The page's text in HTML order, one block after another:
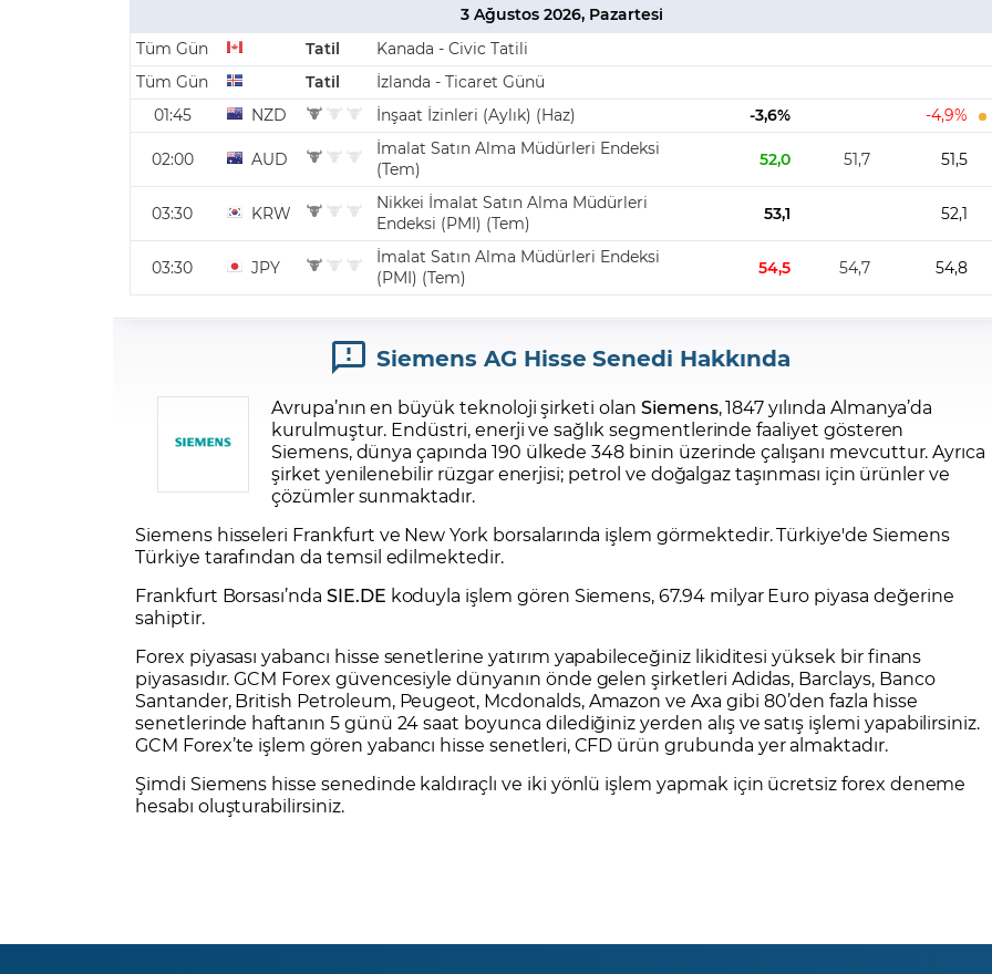
Siemens AG Hisse Senedi Hakkında
Avrupa’nın en büyük teknoloji şirketi olan Siemens, 1847 yılında Almanya’da
kurulmuştur. Endüstri, enerji ve sağlık segmentlerinde faaliyet gösteren
Siemens, dünya çapında 190 ülkede 348 binin üzerinde çalışanı mevcuttur. Ayrıca
şirket yenilenebilir rüzgar enerjisi; petrol ve doğalgaz taşınması için ürünler ve
çözümler sunmaktadır.
Siemens hisseleri Frankfurt ve New York borsalarında işlem görmektedir. Türkiye'de Siemens
Türkiye tarafından da temsil edilmektedir.
Frankfurt Borsası’nda SIE.DE koduyla işlem gören Siemens, 67.94 milyar Euro piyasa değerine
sahiptir.
Forex piyasası yabancı hisse senetlerine yatırım yapabileceğiniz likiditesi yüksek bir finans
piyasasıdır. GCM Forex güvencesiyle dünyanın önde gelen şirketleri Adidas, Barclays, Banco
Santander,British Petroleum, Peugeot, Mcdonalds,Amazon veAxa gibi 80’den fazla hisse
senetlerinde haftanın 5 günü 24 saat boyunca dilediğiniz yerden alış ve satış işlemi yapabilirsiniz.
GCM Forex’te işlem gören yabancı hisse senetleri, CFD ürün grubunda yer almaktadır.
Şimdi Siemens hisse senedinde kaldıraçlı ve iki yönlü işlem yapmak için ücretsiz forex deneme
hesabı oluşturabilirsiniz.